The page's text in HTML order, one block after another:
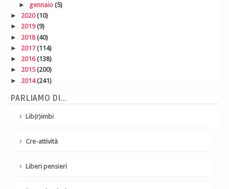
► gennaio (5)
► 2020(10)
► 2019(9)
► 2018(40)
► 2017(114)
► 2016(138)
► 2015(200)
► 2014(241)
PARLIAMO DI...
Lib(r)imbi
Cre-attività
Liberi pensieri